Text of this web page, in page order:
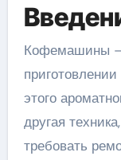
Кофемашины — незаменимый помощник в
этого
другая
требовать